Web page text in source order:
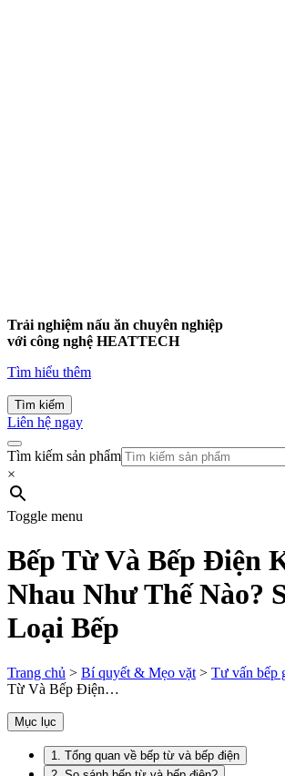
Trải nghiệm nấu ăn chuyên nghiệp
với công nghệ HEATTECH
Tìm hiểu thêm
Tìm kiếm
Liên hệ ngay
Tìm kiếm sản phẩm
×
Toggle menu
Bếp Từ Và Bếp Điện
Nhau Như Thế Nào?
Loại Bếp
Trang chủ > Bí quyết & Mẹo vặt > Tư vấn bếp
Từ Và Bếp Điện…
Mục lục
1. Tổng quan về bếp từ và bếp điện